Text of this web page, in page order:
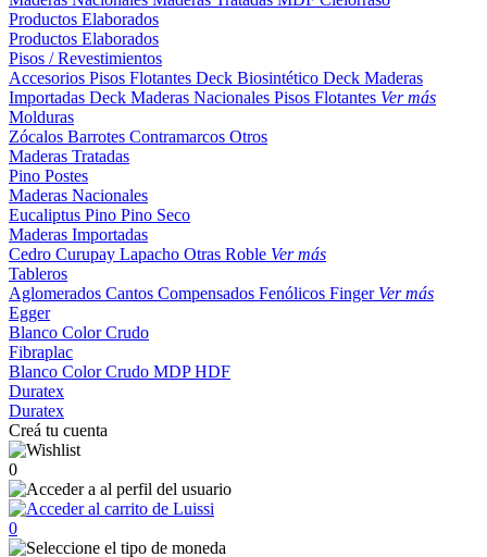
Productos Elaborados
Productos Elaborados
Pisos / Revestimientos
Accesorios Pisos Flotantes Deck Biosintético Deck Maderas
Importadas Deck Maderas Nacionales Pisos Flotantes Ver más
Molduras
Zócalos Barrotes Contramarcos Otros
Maderas Tratadas
Pino Postes
Maderas Nacionales
Eucaliptus Pino Pino Seco
Maderas Importadas
Cedro Curupay Lapacho Otras Roble Ver más
Tableros
Aglomerados Cantos Compensados Fenólicos Finger Ver más
Egger
Blanco ColorCrudo
Fibraplac
Blanco ColorCrudo MDPHDF
Duratex
Duratex
Creá tu cuenta
0
0